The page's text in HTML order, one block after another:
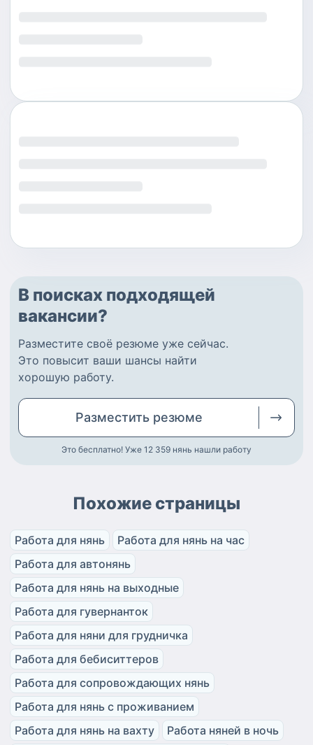
В поисках подходящей
вакансии?
Разместите своё резюме уже сейчас.
Это повысит ваши шансы найти
хорошую работу.
Разместить резюме
Это бесплатно! Уже 12 359 нянь нашли работу
Похожие страницы
Работа для нянь
Работа для нянь на час
Работа для автонянь
Работа для нянь на выходные
Работа для гувернанток
Работа для няни для грудничка
Работа для бебиситтеров
Работа для сопровождающих нянь
Работа для нянь с проживанием
Работа для нянь на вахту
Работа няней в ночь